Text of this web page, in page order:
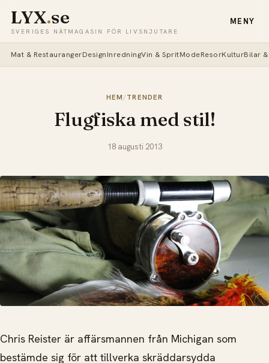
LYX.se
SVERIGES NÄTMAGASIN FÖR LIVSNJUTARE
MENY
Mat & RestaurangerDesignInredningVin & SpritModeResorKulturBilar
HEM/ TRENDER
Flugfiska med stil!
18 augusti 2013
Chris Reister är affärsmannen från Michigan som
bestämde sig för att tillverka skräddarsydda